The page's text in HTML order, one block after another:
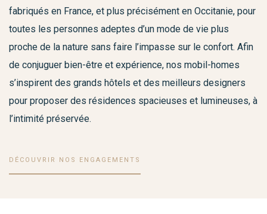
fabriqués en France, et plus précisément en Occitanie, pour
toutes les personnes adeptes d’un mode de vie plus
proche de la nature sans faire l’impasse sur le confort. Afin
de conjuguer bien-être et expérience, nos mobil-homes
s’inspirent des grands hôtels et des meilleurs designers
pour proposer des résidences spacieuses et lumineuses, à
l’intimité préservée.
DÉCOUVRIR NOS ENGAGEMENTS